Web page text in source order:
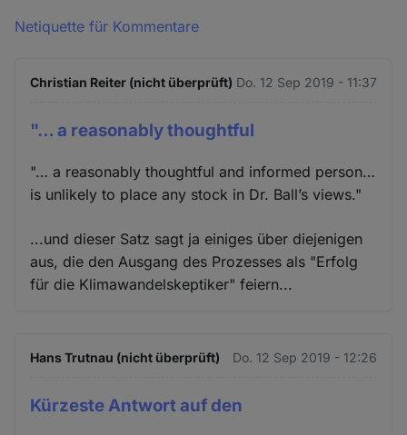
Netiquette für Kommentare
Christian Reiter (nicht überprüft) Do. 12 Sep 2019 - 11:37
"… a reasonably thoughtful
"… a reasonably thoughtful and informed person…
is unlikely to place any stock in Dr. Ball’s views."
...und dieser Satz sagt ja einiges über diejenigen
aus, die den Ausgang des Prozesses als "Erfolg
für die Klimawandelskeptiker" feiern...
Hans Trutnau (nicht überprüft) Do. 12 Sep 2019 - 12:26
Kürzeste Antwort auf den